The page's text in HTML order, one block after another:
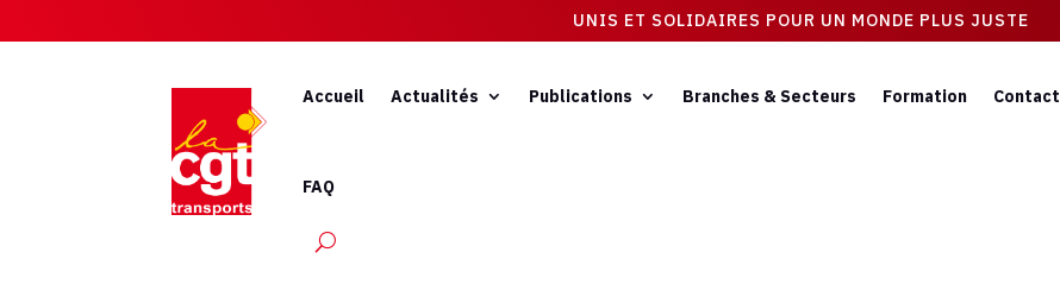
UNIS ET SOLIDAIRES POUR UN MONDE PLUS JUSTE
Accueil Actualités Publications Branches & Secteurs Formation Contact
FAQ